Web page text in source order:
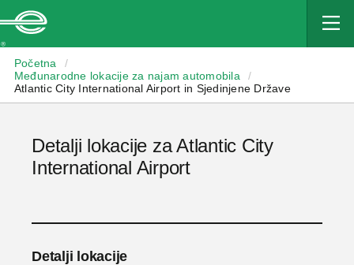
Početna
/
Međunarodne lokacije za najam automobila
/
Atlantic City International Airport in Sjedinjene Države
Detalji lokacije za Atlantic City
International Airport
Detalji lokacije